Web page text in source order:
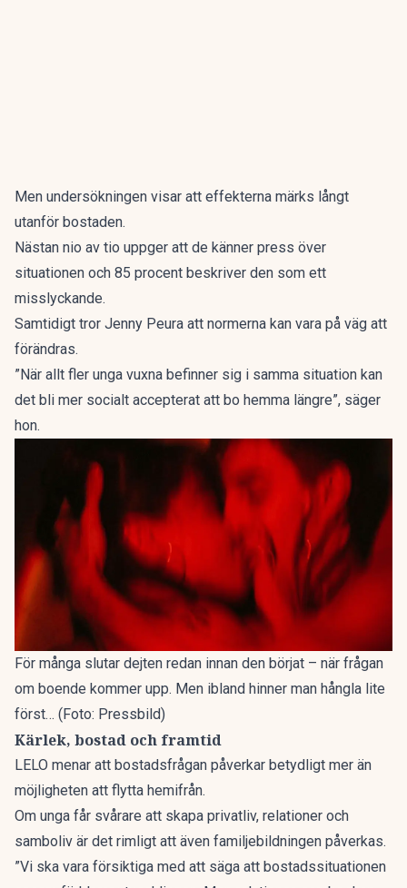
Men undersökningen visar att effekterna märks långt
utanför bostaden.
Nästan nio av tio uppger att de känner press över
situationen och 85 procent beskriver den som ett
misslyckande.
Samtidigt tror Jenny Peura att normerna kan vara på väg att
förändras.
”När allt fler unga vuxna befinner sig i samma situation kan
det bli mer socialt accepterat att bo hemma längre”, säger
hon.
För många slutar dejten redan innan den börjat – när frågan
om boende kommer upp. Men ibland hinner man hångla lite
först… (Foto: Pressbild)
Kärlek, bostad och framtid
LELO menar att bostadsfrågan påverkar betydligt mer än
möjligheten att flytta hemifrån.
Om unga får svårare att skapa privatliv, relationer och
samboliv är det rimligt att även familjebildningen påverkas.
”Vi ska vara försiktiga med att säga att bostadssituationen